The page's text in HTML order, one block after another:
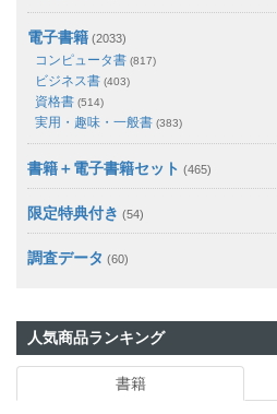
電子書籍 (2033)
コンピュータ書 (817)
ビジネス書 (403)
資格書 (514)
実用・趣味・一般書 (383)
書籍＋電子書籍セット (465)
限定特典付き (54)
調査データ (60)
人気商品ランキング
書籍